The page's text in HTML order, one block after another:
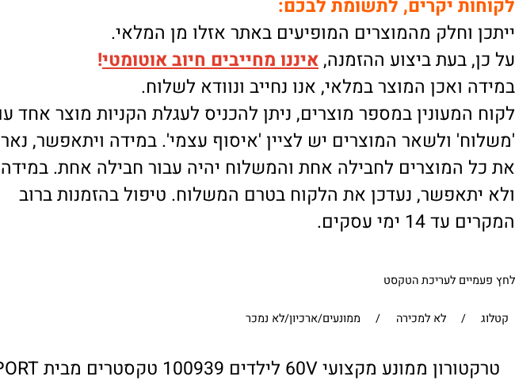
יקרים, לתשומת לבכם:
וחלק מהמוצרים המופיעים באתר אזלו מן המלאי.
בעת ביצוע ההזמנה,איננומחייבים חיוב אוטומטי!
המוצר במלאי, אנו נחייב ונוודא לשלוח.
במספר מוצרים, ניתן להכניס לעגלת הקניות מוצר אחד עם
ולשאר המוצרים יש לציין 'איסוף עצמי'. במידה ויתאפשר, נארוז
לחבילה אחת והמשלוח יהיה עבור חבילה אחת. במידה
נעדכן את הלקוח בטרם המשלוח. טיפול בהזמנות ברוב
עסקים.